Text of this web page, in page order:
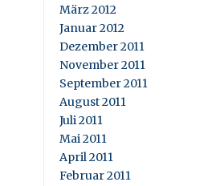
März 2012
Januar 2012
Dezember 2011
November 2011
September 2011
August 2011
Juli 2011
Mai 2011
April 2011
Februar 2011